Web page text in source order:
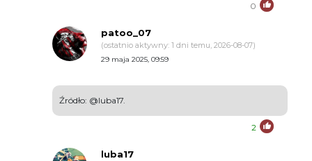
0
patoo_07
(ostatnio aktywny: 1 dni temu, 2026-08-07)
29 maja 2025, 09:59
Źródło: @luba17.
2
luba17